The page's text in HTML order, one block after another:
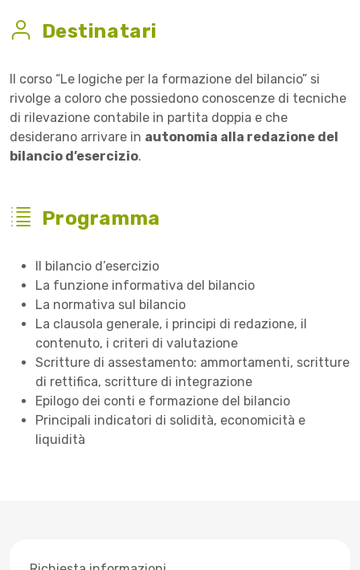
Destinatari
Il corso “Le logiche per la formazione del bilancio” si
rivolge a coloro che possiedono conoscenze di tecniche
di rilevazione contabile in partita doppia e che
desiderano arrivare in autonomia alla redazione del
bilancio d’esercizio.
Programma
Il bilancio d’esercizio
La funzione informativa del bilancio
La normativa sul bilancio
La clausola generale, i principi di redazione, il
contenuto, i criteri di valutazione
Scritture di assestamento: ammortamenti, scritture
di rettifica, scritture di integrazione
Epilogo dei conti e formazione del bilancio
Principali indicatori di solidità, economicità e
liquidità